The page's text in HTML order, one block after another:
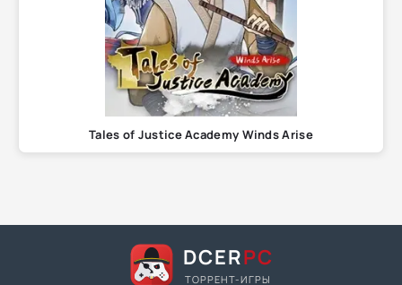
Tales of Justice Academy Winds Arise
DCERPC
ТОРРЕНТ-ИГРЫ